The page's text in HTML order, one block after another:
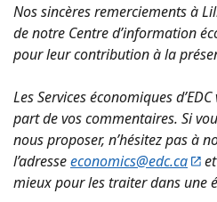
Nos sincères remerciements à
de notre Centre d’information
pour leur contribution à la
Les Services économiques
part de vos commentaires. Si
nous proposer, n’hésitez pas à
l’adresseeconomics@edc.ca
mieux pour les traiter dans une